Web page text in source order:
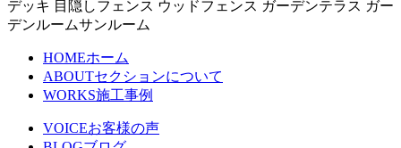
デッキ 目隠しフェンス ウッドフェンス ガーデンテラス ガー
デンルームサンルーム
HOMEホーム
ABOUTセクションについて
WORKS施工事例
VOICEお客様の声